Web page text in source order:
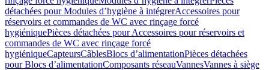
détachées pour Modules d’hygiène à intégrerAccessoires pour
réservoirs et commandes de WC avec rinçage forcé
hygiéniquePièces détachées pour Accessoires pour réservoirs et
commandes de WC avec rinçage forcé
hygiéniqueCapteursCâblesBlocs d’alimentationPièces détachées
pour Blocs d’alimentationComposants réseauVannesVannes à siège